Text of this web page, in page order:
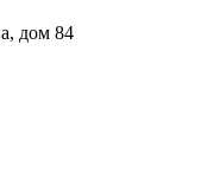
дом 84